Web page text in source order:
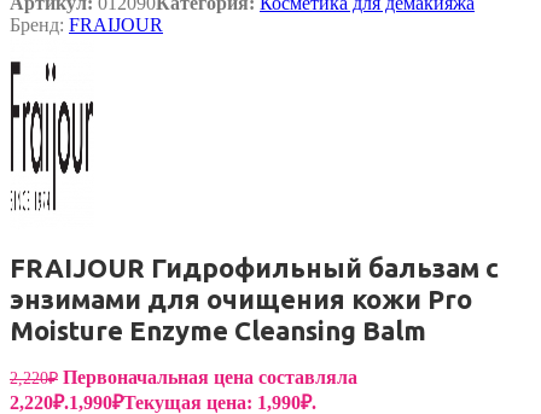
Бренд: FRAIJOUR
FRAIJOUR Гидрофильный бальзам с
энзимами для очищения кожи Pro
Moisture Enzyme Cleansing Balm
2,220₽ Первоначальная цена составляла
2,220₽.1,990₽Текущая цена: 1,990₽.